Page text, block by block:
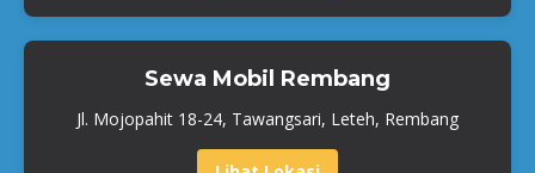
Sewa Mobil Rembang
Jl. Mojopahit 18-24, Tawangsari, Leteh, Rembang